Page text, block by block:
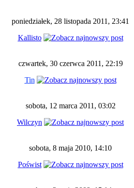
poniedziałek, 28 listopada 2011, 23:41
Kallisto
czwartek, 30 czerwca 2011, 22:19
Tin
sobota, 12 marca 2011, 03:02
Wilczyn
sobota, 8 maja 2010, 14:10
Poświst